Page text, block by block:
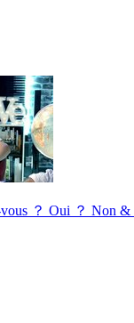
？ Oui ？ Non &